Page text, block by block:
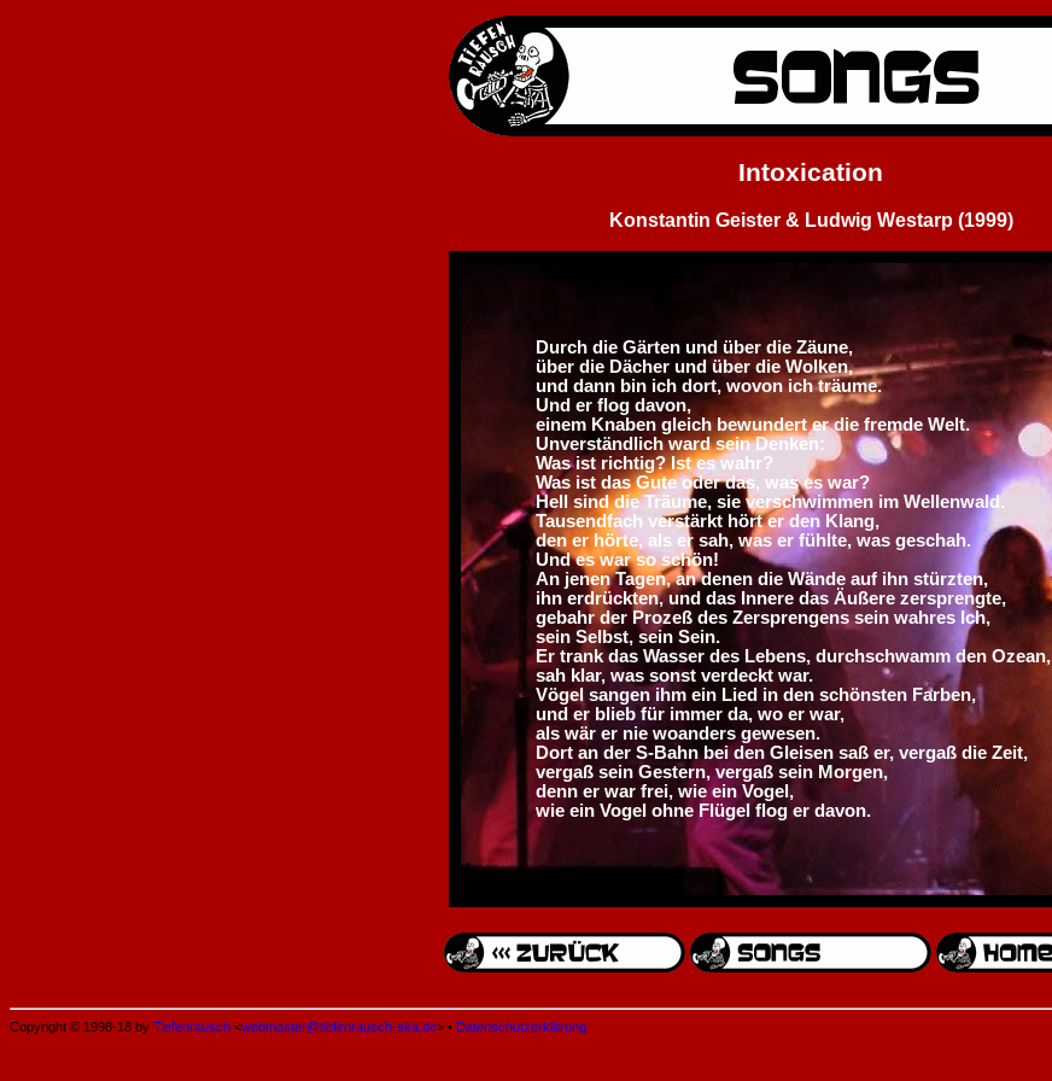
Intoxication
Konstantin Geister & Ludwig Westarp (1999)
Durch die Gärten und über die Zäune,
über die Dächer und über die Wolken,
und dann bin ich dort, wovon ich träume.
Und er flog davon,
einem Knaben gleich bewundert er die fremde Welt.
Unverständlich ward sein Denken:
Was ist richtig? Ist es wahr?
Was ist das Gute oder das, was es war?
Hell sind die Träume, sie verschwimmen im Wellenwald.
Tausendfach verstärkt hört er den Klang,
den er hörte, als er sah, was er fühlte, was geschah.
Und es war so schön!
An jenen Tagen, an denen die Wände auf ihn stürzten,
ihn erdrückten, und das Innere das Äußere zersprengte,
gebahr der Prozeß des Zersprengens sein wahres Ich,
sein Selbst, sein Sein.
Er trank das Wasser des Lebens, durchschwamm den Ozean,
sah klar, was sonst verdeckt war.
Vögel sangen ihm ein Lied in den schönsten Farben,
und er blieb für immer da, wo er war,
als wär er nie woanders gewesen.
Dort an der S-Bahn bei den Gleisen saß er, vergaß die Zeit,
vergaß sein Gestern, vergaß sein Morgen,
denn er war frei, wie ein Vogel,
wie ein Vogel ohne Flügel flog er davon.
Copyright © 1998-18 by Tiefenrausch <webmaster@tiefenrausch-ska.de> • Datenschutzerklärung